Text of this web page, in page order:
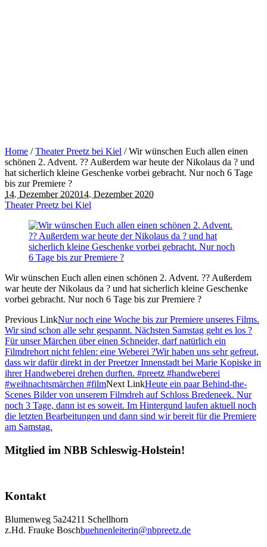
Home /Theater Preetz bei Kiel /Wir wünschen Euch allen einen
schönen 2. Advent. ?? Außerdem war heute der Nikolaus da ? und
hat sicherlich kleine Geschenke vorbei gebracht. Nur noch 6 Tage
bis zur Premiere ?
14. Dezember 202014. Dezember 2020
Theater Preetz bei Kiel
Wir wünschen Euch allen einen schönen 2. Advent. ?? Außerdem
war heute der Nikolaus da ? und hat sicherlich kleine Geschenke
vorbei gebracht. Nur noch 6 Tage bis zur Premiere ?
Previous LinkNur noch eine Woche bis zur Premiere unseres Films.
Wir sind schon alle sehr gespannt. Nächsten Samstag geht es los ?
Für unser Märchen über einen Schneider, darf natürlich ein
Filmdrehort nicht fehlen: eine Weberei ?Wir haben uns sehr gefreut,
dass wir dafür direkt in der Preetzer Innenstadt bei Marie Kopiske in
ihrer Handweberei drehen durften. #preetz #handweberei
#weihnachtsmärchen #filmNext LinkHeute ein paar Behind-the-
Scenes Bilder von unserem Filmdreh auf Schloss Bredeneek. Nur
noch 3 Tage, dann ist es soweit. Im Hintergund laufen aktuell noch
die letzten Bearbeitungen und dann sind wir bereit für die Premiere
am Samstag.
Mitglied im NBB Schleswig-Holstein!
Kontakt
Blumenweg 5a24211 Schellhorn
z.Hd. Frauke Boschbuehnenleiterin@nbpreetz.de